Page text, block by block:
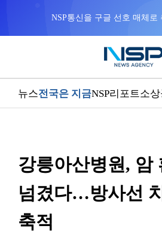
NSP통신을 구글 선호 매체로
뉴스전국은 지금NSP리포트소
강릉아산병원, 암
넘겼다…방사선
축적